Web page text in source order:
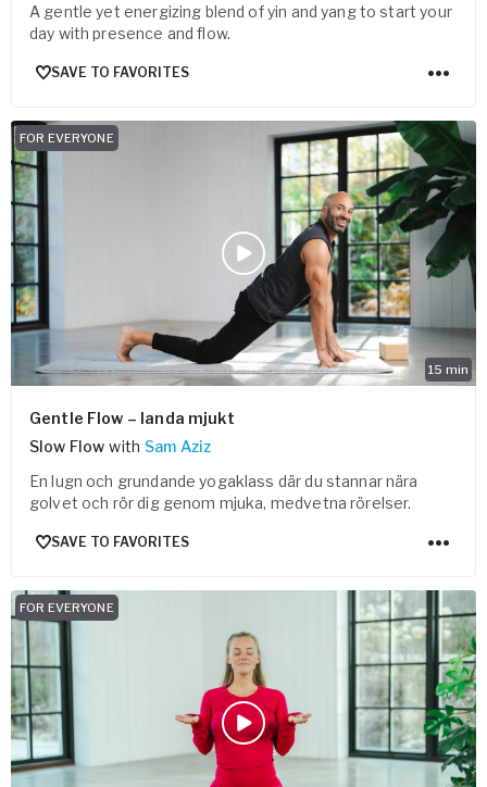
A gentle yet energizing blend of yin and yang to start your
day with presence and flow.
SAVE TO FAVORITES
15 min
FOR EVERYONE
Gentle Flow – landa mjukt
Slow Flow with Sam Aziz
En lugn och grundande yogaklass där du stannar nära
golvet och rör dig genom mjuka, medvetna rörelser.
SAVE TO FAVORITES
FOR EVERYONE